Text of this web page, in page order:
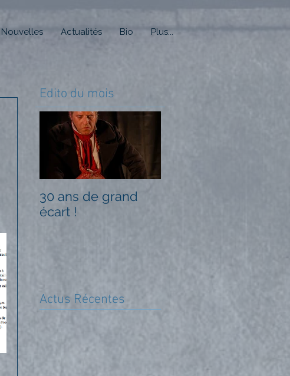
Nouvelles Actualités Bio Plus...
Edito du mois
30 ans de grand
écart !
Actus Récentes